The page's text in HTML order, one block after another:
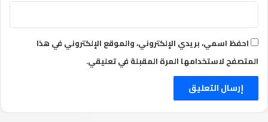
احفظ اسمي، بريدي الإلكتروني، والموقع الإلكتروني في هذا
المتصفح لاستخدامها المرة المقبلة في تعليقي.